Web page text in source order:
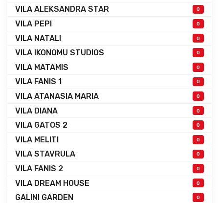
VILA ALEKSANDRA STAR 0
VILA PEPI 0
VILA NATALI 0
VILA IKONOMU STUDIOS 0
VILA MATAMIS 0
VILA FANIS 1 0
VILA ATANASIA MARIA 0
VILA DIANA 0
VILA GATOS 2 0
VILA MELITI 0
VILA STAVRULA 0
VILA FANIS 2 0
VILA DREAM HOUSE 0
GALINI GARDEN 0